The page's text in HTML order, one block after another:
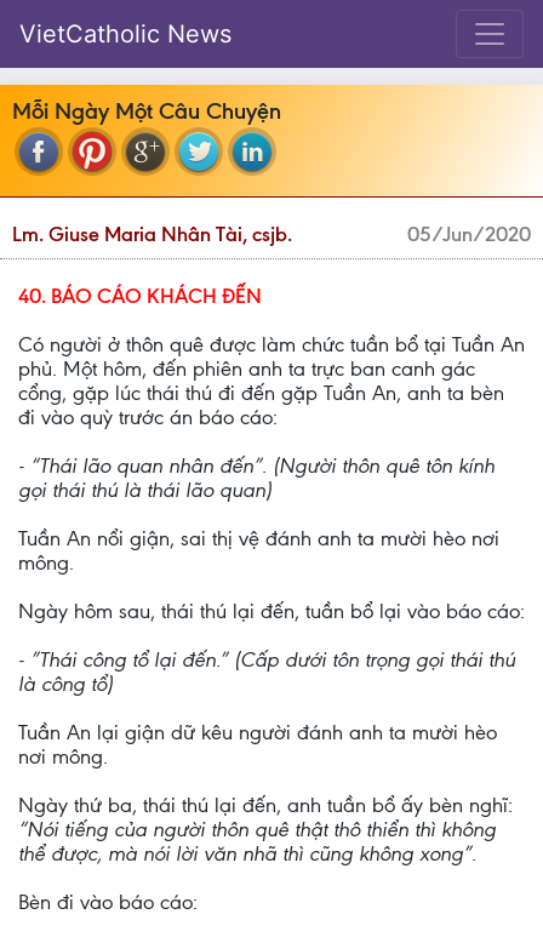
VietCatholic News
Mỗi Ngày Một Câu Chuyện
Lm. Giuse Maria Nhân Tài, csjb. 05/Jun/2020
40. BÁO CÁO KHÁCH ĐẾN
Có người ở thôn quê được làm chức tuần bổ tại Tuần An
phủ. Một hôm, đến phiên anh ta trực ban canh gác
cổng, gặp lúc thái thú đi đến gặp Tuần An, anh ta bèn
đi vào quỳ trước án báo cáo:
- “Thái lão quan nhân đến”. (Người thôn quê tôn kính
gọi thái thú là thái lão quan)
Tuần An nổi giận, sai thị vệ đánh anh ta mười hèo nơi
mông.
Ngày hôm sau, thái thú lại đến, tuần bổ lại vào báo cáo:
- ”Thái công tổ lại đến.” (Cấp dưới tôn trọng gọi thái thú
là công tổ)
Tuần An lại giận dữ kêu người đánh anh ta mười hèo
nơi mông.
Ngày thứ ba, thái thú lại đến, anh tuần bổ ấy bèn nghĩ:
“Nói tiếng của người thôn quê thật thô thiển thì không
thể được, mà nói lời văn nhã thì cũng không xong”.
Bèn đi vào báo cáo: